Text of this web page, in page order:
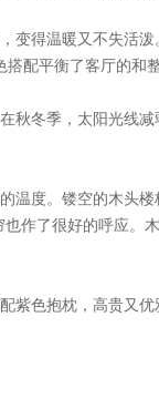
变得温暖又不失活
配平衡了客厅的和
秋冬季，太阳光线
温度。镂空的木头
作了很好的呼应。
紫色抱枕，高贵又